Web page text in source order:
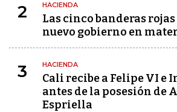
2 HACIENDA
Las cinco banderas
nuevo gobierno en
3 HACIENDA
Cali recibe a Felipe VI e
antes de la posesión de
Espriella